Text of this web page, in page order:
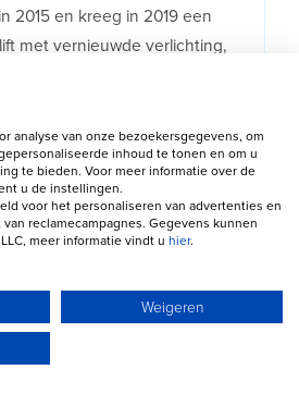
2015 en kreeg in 2019 een
met vernieuwde verlichting,
modellen uit 2020 tot
de beste prijs-
Deze modellen
technologie met
en een sterke
analyse van onze bezoekersgegevens, om
inhoud te tonen en om u
te bieden. Voor meer informatie over de
u de instellingen.
voor het personaliseren van advertenties en
reclamecampagnes. Gegevens kunnen
meer informatie vindt u hier.
Weigeren